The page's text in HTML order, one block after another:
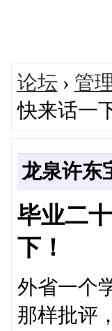
论坛 › 管
快来话一
龙泉许东
毕业二
下！
外省一个
那样批评